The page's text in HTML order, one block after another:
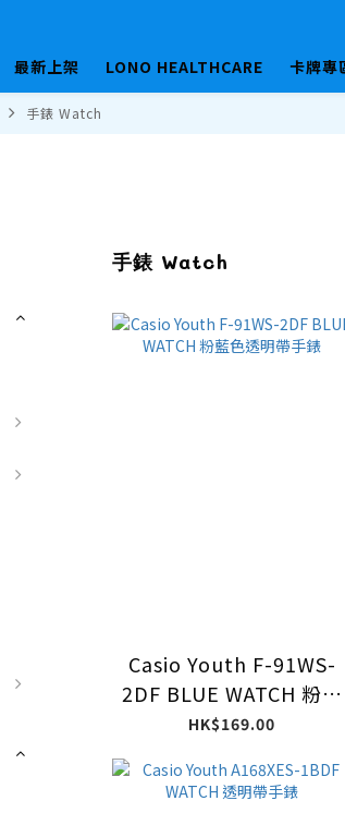
最新上架
LONO HEALTHCARE 卡牌專
手錶 Watch
手錶 Watch
Casio Youth F-91WS-
2DF BLUE WATCH 粉藍
色透明帶手錶
HK$169.00